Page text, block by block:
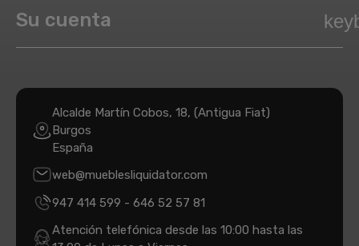
Su cuenta
Alcalde Martín Cobos, 18, (Antigua Fiat)
Burgos
España
web@mueblesliquidator.com
947 414 599 - 646 52 57 81
Atención telefónica desde las 10:00 hasta las